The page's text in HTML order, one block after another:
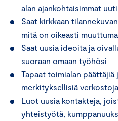
alan ajankohtaisimmat
Saat kirkkaan
mitä on oikeasti
Saat uusia ideoita ja
suoraan omaan työhösi
Tapaat toimialan päättäjiä
merkityksellisiä verkostoja
Luot uusia kontakteja,
yhteistyötä,